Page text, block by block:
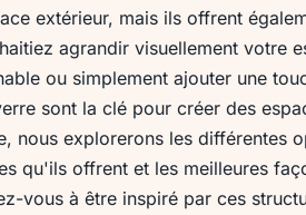
extérieur, mais ils offrent
agrandir visuellement votre
ou simplement ajouter une
sont la clé pour créer des
nous explorerons les différentes
qu'ils offrent et les meilleures
vous à être inspiré par ces